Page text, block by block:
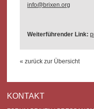
info@brixen.org
Weiterführender Link:
« zurück zur Übersicht
KONTAKT